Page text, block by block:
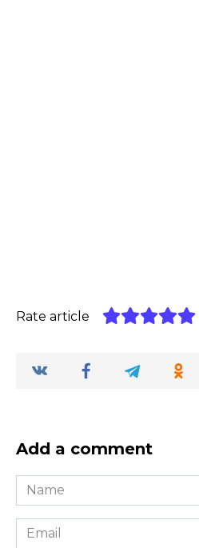
Rate article
Add a comment
Name
*
Email